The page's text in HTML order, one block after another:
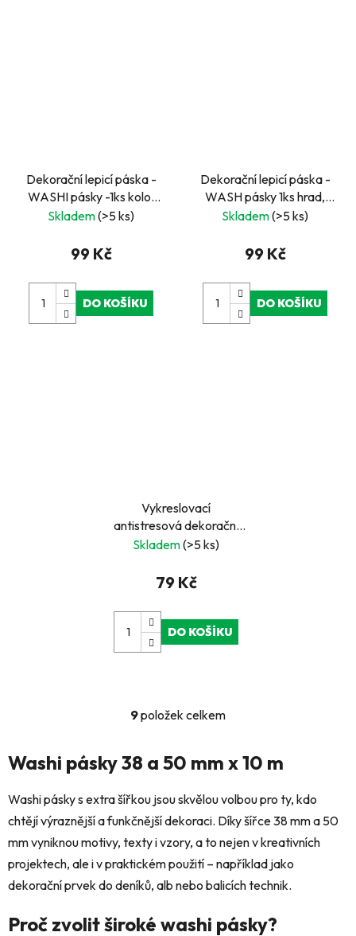
Dekorační lepicí páska -
WASHI pásky -1ks kolo,
auto,.., 10 m x 38 mm
Skladem(>5 ks)
99 Kč
DO KOŠÍKU
Dekorační lepicí páska -
WASH pásky 1ks hrad,
rytíř, 10 m x 38 mm
Skladem(>5 ks)
99 Kč
DO KOŠÍKU
Vykreslovací
antistresová dekorační
lepicí páska - coloring
Skladem(>5 ks)
79 Kč
DO KOŠÍKU
O
l
á
d
a
c
í
p
r
9položek celkem
Washi pásky 38 a 50 mm x 10 m
Washi pásky s extra šířkou jsou skvělou volbou pro ty, kdo
chtějí výraznější a funkčnější dekoraci. Díky šířce 38 mm a 50
mm vyniknou motivy, texty i vzory, a to nejen v kreativních
projektech, ale i v praktickém použití – například jako
dekorační prvek do deníků, alb nebo balicích technik.
Proč zvolit široké washi pásky?